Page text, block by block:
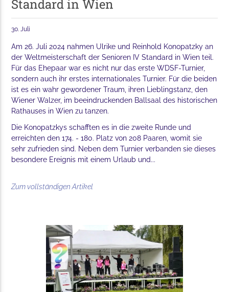
Standard in Wien
30. Juli
Am 26. Juli 2024 nahmen Ulrike und Reinhold Konopatzky an
der Weltmeisterschaft der Senioren IV Standard in Wien teil.
Für das Ehepaar war es nicht nur das erste WDSF-Turnier,
sondern auch ihr erstes internationales Turnier. Für die beiden
ist es ein wahr gewordener Traum, ihren Lieblingstanz, den
Wiener Walzer, im beeindruckenden Ballsaal des historischen
Rathauses in Wien zu tanzen.
Die Konopatzkys schafften es in die zweite Runde und
erreichten den 174. - 180. Platz von 208 Paaren, womit sie
sehr zufrieden sind. Neben dem Turnier verbanden sie dieses
besondere Ereignis mit einem Urlaub und...
Zum vollständigen Artikel